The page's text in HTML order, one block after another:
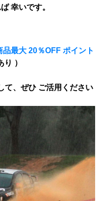
幸いです。
品最大 20％OFF ポイント
）
て、ぜひ ご活用ください